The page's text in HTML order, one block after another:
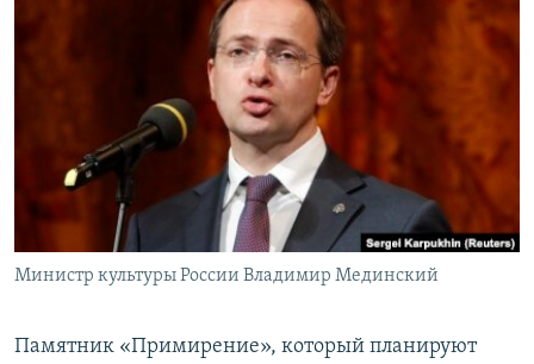
СОВЕТЫ ПРАВОЗАЩИТНИКОВ
ПРОПАВШИЕ БЕЗ ВЕСТИ
ПОБЕДИТЕЛЕЙ НЕ СУДЯТ?
КРЫМ.НЕПОКОРЕННЫЙ
ELIFBE
УКРАИНСКАЯ ПРОБЛЕМА КРЫМА
ПРИСОЕДИНЯЙТЕСЬ!
Все сайты RFE/RL
Министр культуры России Владимир Мединский
Памятник «Примирение», который планируют